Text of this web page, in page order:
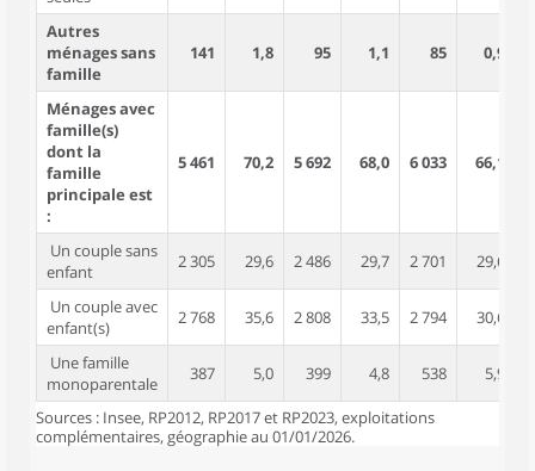
Autres
ménages sans
famille
141 1,8 95 1,1 85 0,9
Ménages avec
famille(s)
dont la
famille
principale est
:
5 461 70,2 5 692 68,0 6 033 66,1
Un couple sans
enfant
2 305 29,6 2 486 29,7 2 701 29,6
Un couple avec
enfant(s)
2 768 35,6 2 808 33,5 2 794 30,6
Une famille
monoparentale
387 5,0 399 4,8 538 5,9
Sources : Insee, RP2012, RP2017 et RP2023, exploitations
complémentaires, géographie au 01/01/2026.